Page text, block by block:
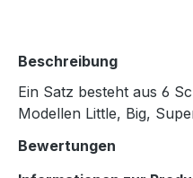
Beschreibung
Ein Satz besteht aus 6
Modellen Little, Big,
Bewertungen